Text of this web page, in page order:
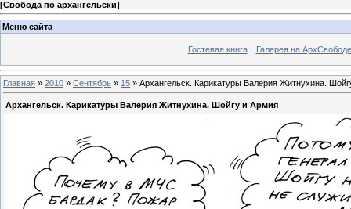
[Свобода по архангельски]
Меню сайта
Гостевая книга Галерея на АрхСвободе
Главная » 2010 » Сентябрь » 15 » Архангельск. Карикатуры Валерия Житнухина.
Архангельск. Карикатуры Валерия Житнухина. Шойгу и Армия